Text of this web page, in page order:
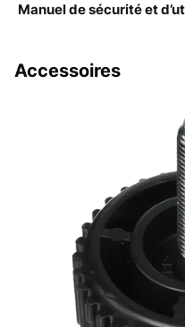
Manuel de sécurité et
Accessoires